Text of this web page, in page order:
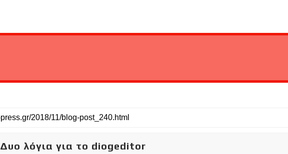
Δυο λόγια για το diogeditor